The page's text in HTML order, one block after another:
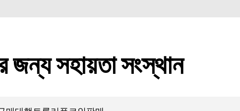
জন্য সহায়তা সংস্থান